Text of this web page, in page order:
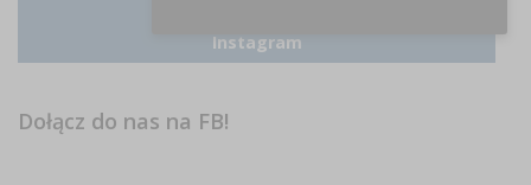
Instagram
Dołącz do nas na FB!